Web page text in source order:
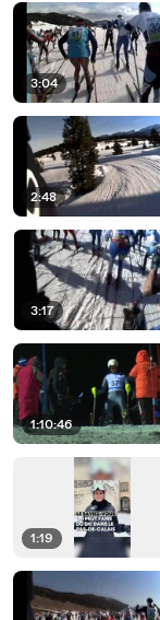
3:04
2:48
3:17
1:10:46
1:19